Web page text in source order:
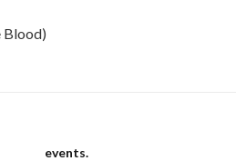
Blood)
events.